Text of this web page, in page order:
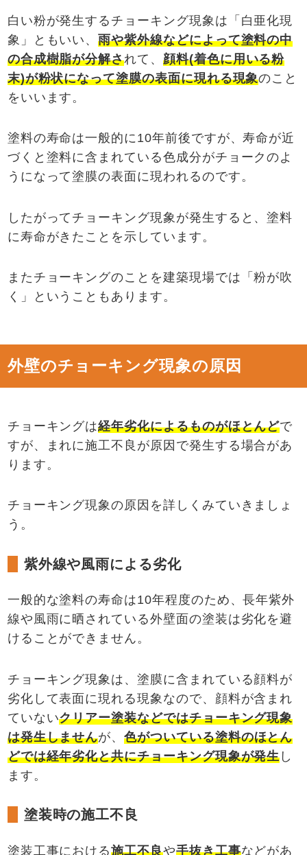
白い粉が発生するチョーキング現象は「白亜化現
象」ともいい、雨や紫外線などによって塗料の中
の合成樹脂が分解されて、 顔料(着色に用いる粉
末)が粉状になって塗膜の表面に現れる現象のこと
をいいます。
塗料の寿命は一般的に10年前後ですが、寿命が近
づくと塗料に含まれている色成分がチョークのよ
うになって塗膜の表面に現われるのです。
したがってチョーキング現象が発生すると、塗料
に寿命がきたことを示しています。
またチョーキングのことを建築現場では「粉が吹
く」ということもあります。
外壁のチョーキング現象の原因
チョーキングは経年劣化によるものがほとんどで
すが、まれに施工不良が原因で発生する場合があ
ります。
チョーキング現象の原因を詳しくみていきましょ
う。
紫外線や風雨による劣化
一般的な塗料の寿命は10年程度のため、長年紫外
線や風雨に晒されている外壁面の塗装は劣化を避
けることができません。
チョーキング現象は、塗膜に含まれている顔料が
劣化して表面に現れる現象なので、顔料が含まれ
ていないクリアー塗装などではチョーキング現象
は発生しませんが、色がついている塗料のほとん
どでは経年劣化と共にチョーキング現象が発生 し
ます。
塗装時の施工不良
塗装工事における施工不良や手抜き工事などがあ